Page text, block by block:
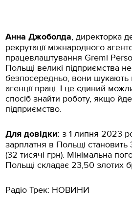
Анна Джоболда, директорка
рекрутації міжнародного
працевлаштування Gremi
Польщі великі підприємства
безпосередньо, вони шукають
агенції праці. І це єдиний
спосіб знайти роботу, якщо
підприємство.
Для довідки: з 1 липня 2023
зарплатня в Польщі становить
(32 тисячі грн). Мінімальна
Польщі складає 23,50 злотих
Радіо Трек: НОВИНИ